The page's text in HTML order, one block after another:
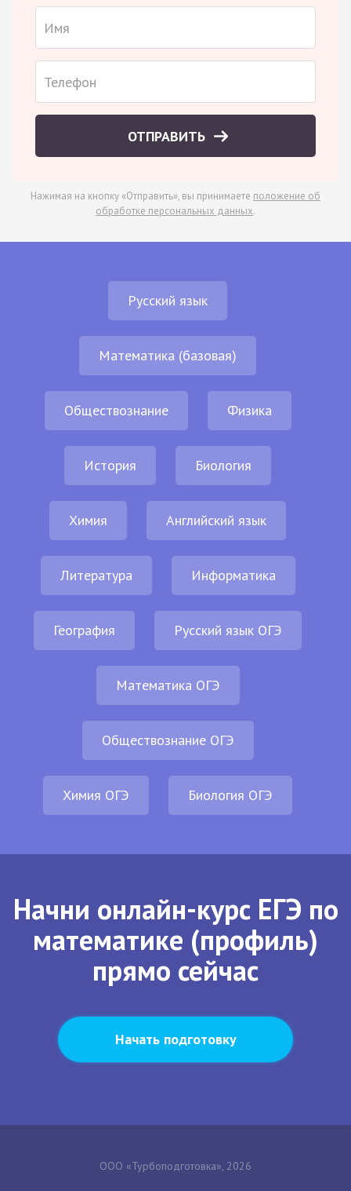
ОТПРАВИТЬ
Нажимая на кнопку «Отправить», вы принимаете положение об
обработке персональных данных.
Русский язык
Математика (базовая)
Обществознание Физика
История Биология
Химия Английский язык
Литература Информатика
География Русский язык ОГЭ
Математика ОГЭ
Обществознание ОГЭ
Химия ОГЭ Биология ОГЭ
Начни онлайн-курс ЕГЭ по
математике (профиль)
прямо сейчас
Начать подготовку
ООО «Турбоподготовка», 2026